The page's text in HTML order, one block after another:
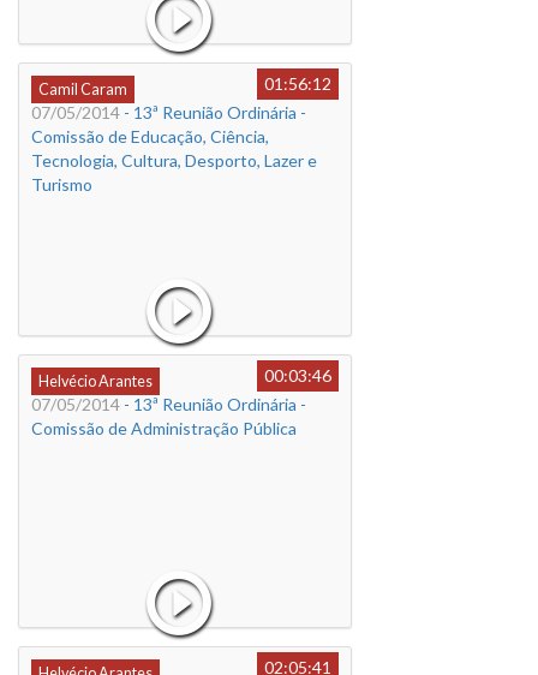
Camil Caram
01:56:12
07/05/2014 - 13ª Reunião Ordinária -
Comissão de Educação, Ciência,
Tecnologia, Cultura, Desporto, Lazer e
Turismo
Helvécio Arantes
00:03:46
07/05/2014 - 13ª Reunião Ordinária -
Comissão de Administração Pública
02:05:41